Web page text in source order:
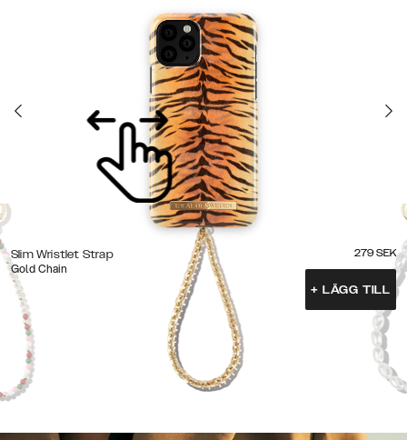
Slim Wristlet Strap
Gold Chain
279 SEK
+ LÄGG TILL